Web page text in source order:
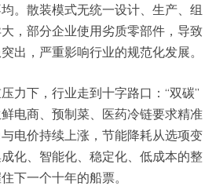
。散装模式无统一设计、生产、组
，部分企业使用劣质零部件，导致
出，严重影响行业的规范化发展。
力下，行业走到十字路口：“双碳”
电商、预制菜、医药冷链要求精准
电价持续上涨，节能降耗从选项变
化、智能化、稳定化、低成本的整
下一个十年的船票。